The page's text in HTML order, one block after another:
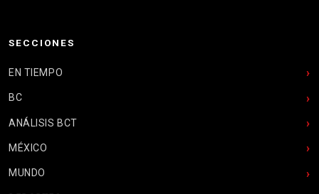
SECCIONES
EN TIEMPO
BC
ANÁLISIS BCT
MÉXICO
MUNDO